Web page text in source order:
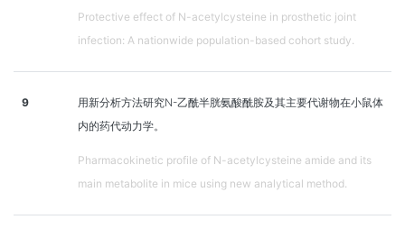
Protective effect of N-acetylcysteine in prosthetic joint
infection: A nationwide population-based cohort study.
9
用新分析方法研究N-乙酰半胱氨酸酰胺及其主要代谢物在小鼠体
内的药代动力学。
Pharmacokinetic profile of N-acetylcysteine amide and its
main metabolite in mice using new analytical method.